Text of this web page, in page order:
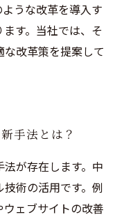
うな改革を導入す
す。当社では、そ
改革策を提案して
手法とは？
が存在します。中
術の活用です。例
ェブサイトの改善